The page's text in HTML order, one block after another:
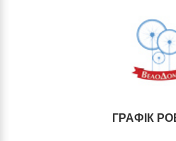
ГРАФІК